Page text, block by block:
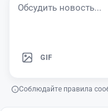
GIF
Соблюдайте правила